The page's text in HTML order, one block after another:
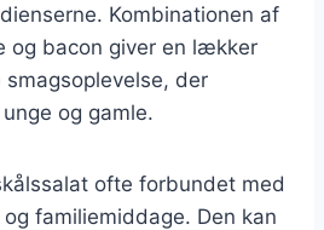
Kombinationen af
og bacon giver en lækker
der
og gamle.
ofte forbundet med
familiemiddage. Den kan